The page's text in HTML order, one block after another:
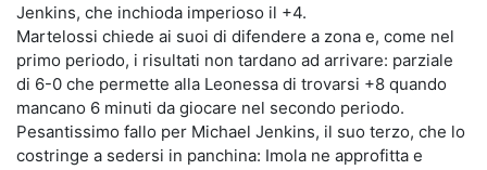
Jenkins, che inchioda imperioso il +4.
Martelossi chiede ai suoi di difendere a zona e, come nel
primo periodo, i risultati non tardano ad arrivare: parziale
di 6-0 che permette alla Leonessa di trovarsi +8 quando
mancano 6 minuti da giocare nel secondo periodo.
Pesantissimo fallo per Michael Jenkins, il suo terzo, che lo
costringe a sedersi in panchina: Imola ne approfitta e